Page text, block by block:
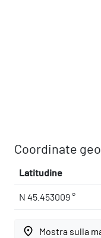
Coordinate
Latitudine
N 45.453009 °
place Mostra sulla